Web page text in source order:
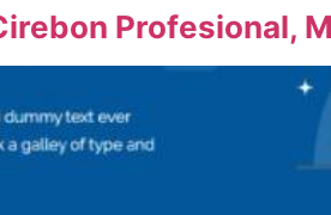
Profesional,